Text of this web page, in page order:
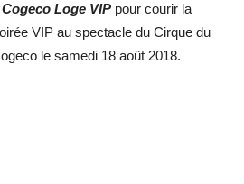
Loge VIP pour courir la
VIP au spectacle du Cirque du
le samedi 18 août 2018.